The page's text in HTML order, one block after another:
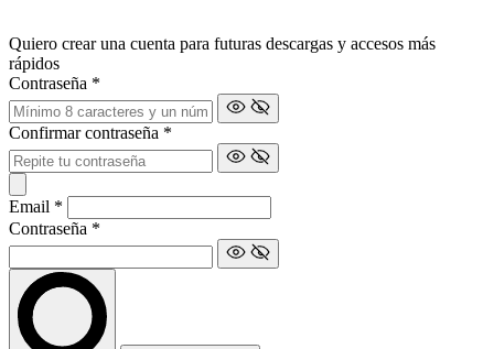
Quiero crear una cuenta para futuras descargas y accesos más
rápidos
Contraseña *
Confirmar contraseña *
Email *
Contraseña *